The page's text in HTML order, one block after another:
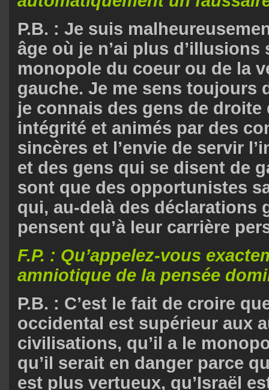
P.B. : Je suis
âge où je n’ai plus
monopole du coeur ou de la
gauche. Je me sens toujours
je connais des gens de droite
intégrité et animés par des
sincères et l’envie de servir
et des gens qui se disent de
sont que des opportunistes
qui, au-delà des déclarations
pensent qu’à leur carrière
F.P. : Qu’appelez-vous
amniotique de la pensée
P.B. : C’est le fait de croire
occidental est supérieur aux
civilisations, qu’il a le
qu’il serait en danger parce
est plus vertueux, qu’Israël